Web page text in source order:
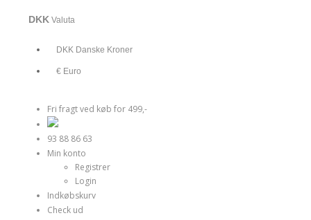
DKK Valuta
DKK Danske Kroner
€ Euro
Fri fragt ved køb for 499,-
93 88 86 63
Min konto
Registrer
Login
Indkøbskurv
Check ud